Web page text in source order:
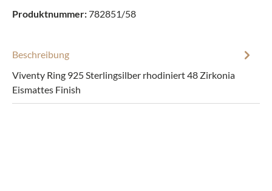
Produktnummer:782851/58
Beschreibung
Viventy Ring 925 Sterlingsilber rhodiniert 48 Zirkonia
Eismattes Finish